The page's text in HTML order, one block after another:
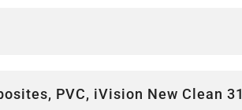
PVC, iVision New Clean 31